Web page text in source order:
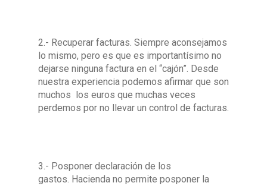
2.- Recuperar facturas. Siempre aconsejamos
lo mismo, pero es que es importantísimo no
dejarse ninguna factura en el “cajón”. Desde
nuestra experiencia podemos afirmar que son
muchos los euros que muchas veces
perdemos por no llevar un control de facturas.
3.- Posponer declaración de los
gastos. Hacienda no permite posponer la